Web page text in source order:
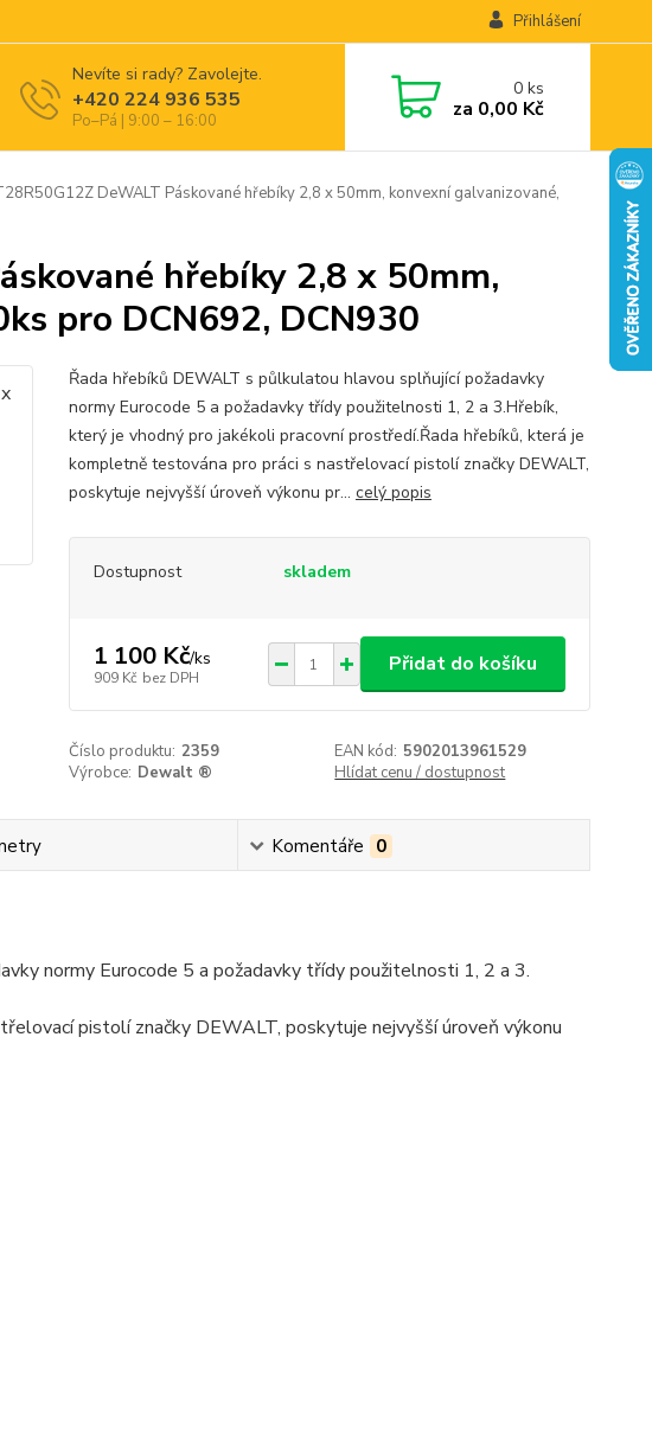
Přihlášení
Nevíte si rady? Zavolejte.
+420 224 936 535
Po–Pá | 9:00 – 16:00
0ks
za 0,00 Kč
DeWALT Páskované hřebíky 2,8 x 50mm, konvexní galvanizované,
hřebíky 2,8 x 50mm,
pro DCN692, DCN930
Řada hřebíků DEWALT s půlkulatou hlavou splňující požadavky
normy Eurocode 5 a požadavky třídy použitelnosti 1, 2 a 3.Hřebík,
který je vhodný pro jakékoli pracovní prostředí.Řada hřebíků, která je
kompletně testována pro práci s nastřelovací pistolí značky DEWALT,
poskytuje nejvyšší úroveň výkonu pr... celý popis
Dostupnost skladem
1 100 Kč/ks
909 Kč bez DPH
Přidat do košíku
Číslo produktu: 2359 EAN kód: 5902013961529
Výrobce: Dewalt ® Hlídat cenu / dostupnost
Komentáře 0
normy Eurocode 5 a požadavky třídy použitelnosti 1, 2 a 3.
pistolí značky DEWALT, poskytuje nejvyšší úroveň výkonu